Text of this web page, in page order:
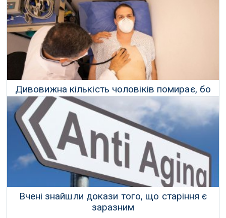
07 Вересня 2025 р.
Дивовижна кількість чоловіків помирає, бо
вони відмовляються йти до лікаря
26 Серпня 2025 р.
Вчені знайшли докази того, що старіння є
заразним